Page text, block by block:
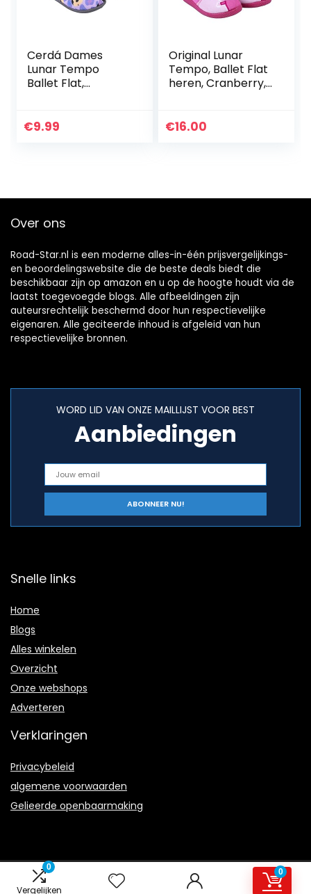
0
Vergelijken
0
Cerdá Dames
Lunar Tempo
Ballet Flat,
€9.99
Original Lunar
Tempo, Ballet Flat
heren, Cranberry,
€16.00
Over ons
Road-Star.nl is een moderne alles-in-één prijsvergelijkings-
en beoordelingswebsite die de beste deals biedt die
beschikbaar zijn op amazon en u op de hoogte houdt via de
laatst toegevoegde blogs. Alle afbeeldingen zijn
auteursrechtelijk beschermd door hun respectievelijke
eigenaren. Alle geciteerde inhoud is afgeleid van hun
respectievelijke bronnen.
WORD LID VAN ONZE MAILLIJST VOOR BEST
Aanbiedingen
Snelle links
Home
Blogs
Alles winkelen
Overzicht
Onze webshops
Adverteren
Verklaringen
Privacybeleid
algemene voorwaarden
Gelieerde openbaarmaking
2021 © Road-Star.nl Alle rechten voorbehouden